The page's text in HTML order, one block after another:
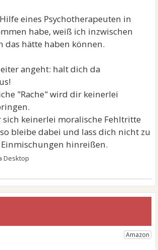
eines Psychotherapeuten in
habe, weiß ich inzwischen
das hätte haben können.
angeht: halt dich da
"Rache" wird dir keinerlei
sich keinerlei moralische Fehltritte
bleibe dabei und lass dich nicht zu
hinreißen.